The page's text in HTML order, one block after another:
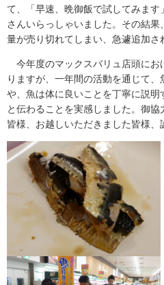
て、「早速、晩御飯で試してみます
さんいらっしゃいました。その結
量が売り切れてしまい、急遽追加さ
今年度のマックスバリュ店頭にお
りますが、一年間の活動を通じて
や、魚は体に良いことを丁寧に説明
と伝わることを実感しました。御
皆様、お越しいただきました皆様、